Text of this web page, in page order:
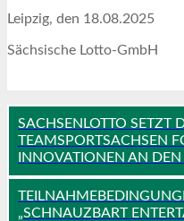
Leipzig, den 18.08.2025
Sächsische Lotto-GmbH
SACHSENLOTTO SETZT
TEAMSPORTSACHSEN
INNOVATIONEN AN DEN
„SCHNAUZBART